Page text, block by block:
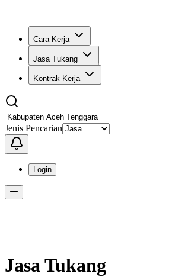
Cara Kerja
Jasa Tukang
Kontrak Kerja
Jenis Pencarian
Login
Jasa Tukang